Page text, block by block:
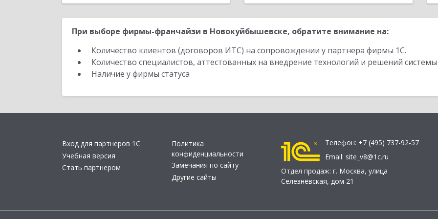
При выборе фирмы-франчайзи в Новокуйбышевске, обратите внимание на:
Количество клиентов (договоров ИТС) на сопровождении у партнера фирмы 1С.
Количество специалистов, аттестованных на внедрение технологий и решений
Наличие у фирмы статуса
Вход для партнеров 1С
Учебная версия
Стать партнером
Политика
конфиденциальности
Замечания по сайту
Другие сайты
Телефон: +7 (495) 737-92-57
Email: site_v8@1c.ru
Отдел продаж: г. Москва, улица
Селезнёвская, дом 21